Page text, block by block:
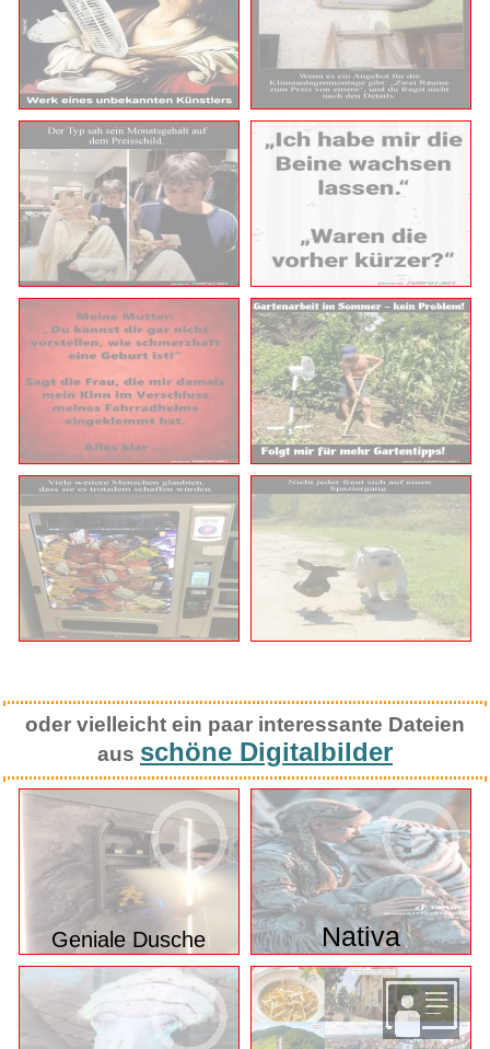
oder vielleicht ein paar interessante Dateien
aus schöne Digitalbilder
Geniale Dusche Nativa